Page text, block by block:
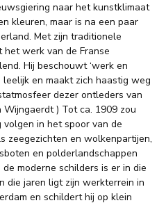
naar het kunstklimaat
kleuren, maar is na een paar
Met zijn traditionele
werk van de Franse
Hij beschouwt ‘werk en
en maakt zich haastig weg
dezer ontleders van
Wijngaerdt ) Tot ca. 1909 zou
in het spoor van de
zeegezichten en wolkenpartijen,
en polderlandschappen
moderne schilders is er in die
die jaren ligt zijn werkterrein in
en schildert hij op klein